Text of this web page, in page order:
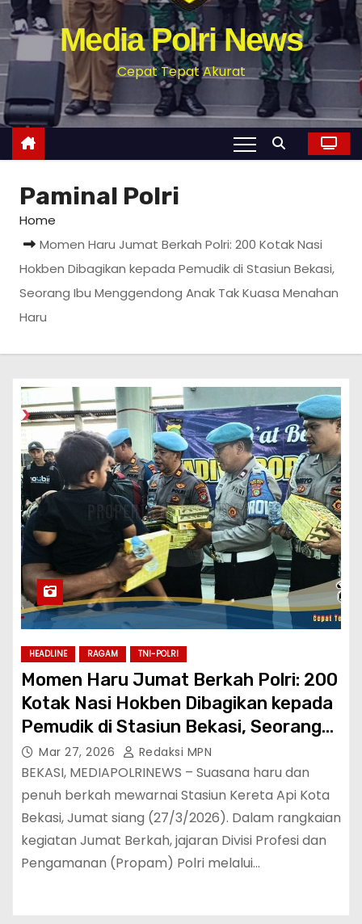
Media Polri News
Cepat Tepat Akurat
Paminal Polri
Home
Momen Haru Jumat Berkah Polri: 200 Kotak Nasi
Hokben Dibagikan kepada Pemudik di Stasiun Bekasi,
Seorang Ibu Menggendong Anak Tak Kuasa Menahan
Haru
HEADLINE RAGAM TNI-POLRI
Momen Haru Jumat Berkah Polri: 200
Kotak Nasi Hokben Dibagikan kepada
Pemudik di Stasiun Bekasi, Seorang
Ibu Menggendong Anak Tak Kuasa
Menahan Haru
Mar 27, 2026 Redaksi MPN
BEKASI, MEDIAPOLRINEWS – Suasana haru dan
penuh berkah mewarnai Stasiun Kereta Api Kota
Bekasi, Jumat siang (27/3/2026). Dalam rangkaian
kegiatan Jumat Berkah, jajaran Divisi Profesi dan
Pengamanan (Propam) Polri melalui…